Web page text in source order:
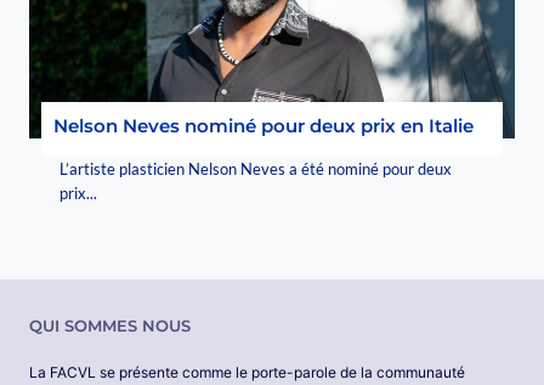
Nelson Neves nominé pour deux prix en Italie
L’artiste plasticien Nelson Neves a été nominé pour deux
prix...
QUI SOMMES NOUS
La FACVL se présente comme le porte-parole de la communauté